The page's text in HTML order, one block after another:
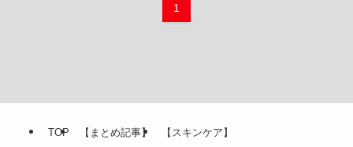
1
TOP
【まとめ記事】
【スキンケア】